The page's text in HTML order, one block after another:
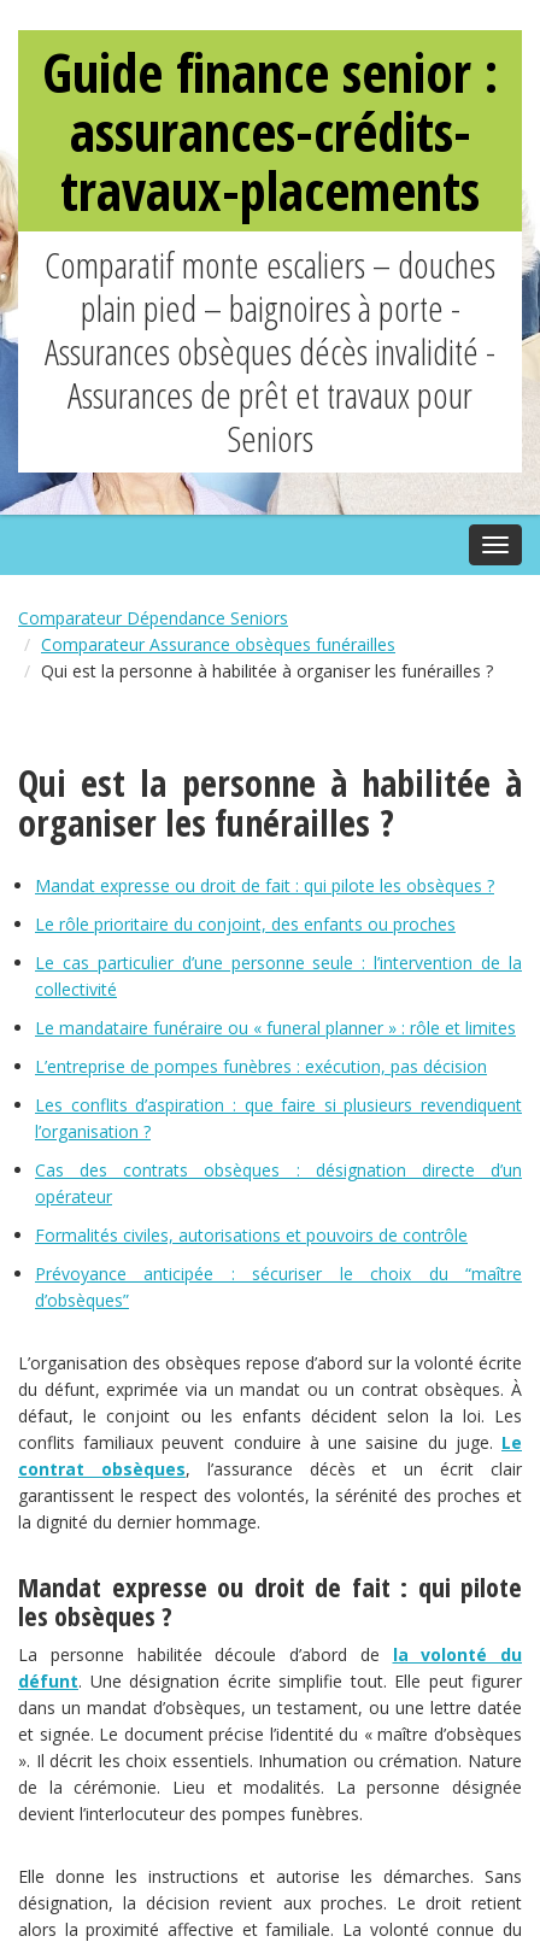
Guide finance senior :
assurances-crédits-
travaux-placements
Comparatif monte escaliers – douches
plain pied – baignoires à porte -
Assurances obsèques décès invalidité -
Assurances de prêt et travaux pour
Seniors
Comparateur Dépendance Seniors
Comparateur Assurance obsèques funérailles
Qui est la personne à habilitée à organiser les funérailles ?
Qui est la personne à habilitée à
organiser les funérailles ?
Mandat expresse ou droit de fait : qui pilote les obsèques ?
Le rôle prioritaire du conjoint, des enfants ou proches
Le cas particulier d’une personne seule : l’intervention de la
collectivité
Le mandataire funéraire ou « funeral planner » : rôle et limites
L’entreprise de pompes funèbres : exécution, pas décision
Les conflits d’aspiration : que faire si plusieurs revendiquent
l’organisation ?
Cas des contrats obsèques : désignation directe d’un
opérateur
Formalités civiles, autorisations et pouvoirs de contrôle
Prévoyance anticipée : sécuriser le choix du “maître
d’obsèques”
L’organisation des obsèques repose d’abord sur la volonté écrite
du défunt, exprimée via un mandat ou un contrat obsèques. À
défaut, le conjoint ou les enfants décident selon la loi. Les
conflits familiaux peuvent conduire à une saisine du juge. Le
contrat obsèques, l’assurance décès et un écrit clair
garantissent le respect des volontés, la sérénité des proches et
la dignité du dernier hommage.
Mandat expresse ou droit de fait : qui pilote
les obsèques ?
La personne habilitée découle d’abord de la volonté du
défunt. Une désignation écrite simplifie tout. Elle peut figurer
dans un mandat d’obsèques, un testament, ou une lettre datée
et signée. Le document précise l’identité du « maître d’obsèques
». Il décrit les choix essentiels. Inhumation ou crémation. Nature
de la cérémonie. Lieu et modalités. La personne désignée
devient l’interlocuteur des pompes funèbres.
Elle donne les instructions et autorise les démarches. Sans
désignation, la décision revient aux proches. Le droit retient
alors la proximité affective et familiale. La volonté connue du